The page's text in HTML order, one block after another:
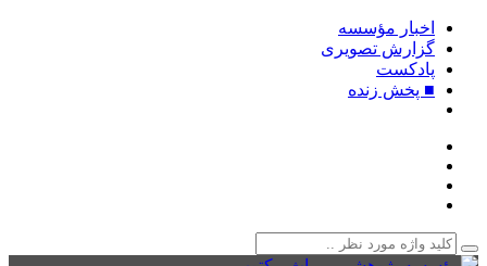
اخبار مؤسسه
گزارش تصویری
پادکست‌
■ پخش زنده